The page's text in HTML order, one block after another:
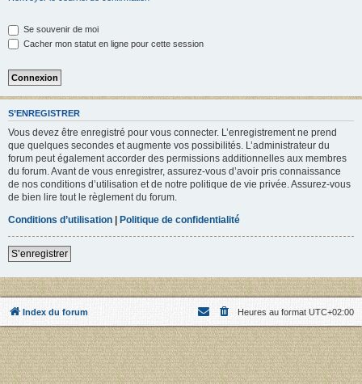
Se souvenir de moi
Cacher mon statut en ligne pour cette session
S’ENREGISTRER
Vous devez être enregistré pour vous connecter. L’enregistrement ne prend
que quelques secondes et augmente vos possibilités. L’administrateur du
forum peut également accorder des permissions additionnelles aux membres
du forum. Avant de vous enregistrer, assurez-vous d’avoir pris connaissance
de nos conditions d’utilisation et de notre politique de vie privée. Assurez-vous
de bien lire tout le règlement du forum.
Conditions d’utilisation | Politique de confidentialité
S’enregistrer
Index du forum Heures au format UTC+02:00